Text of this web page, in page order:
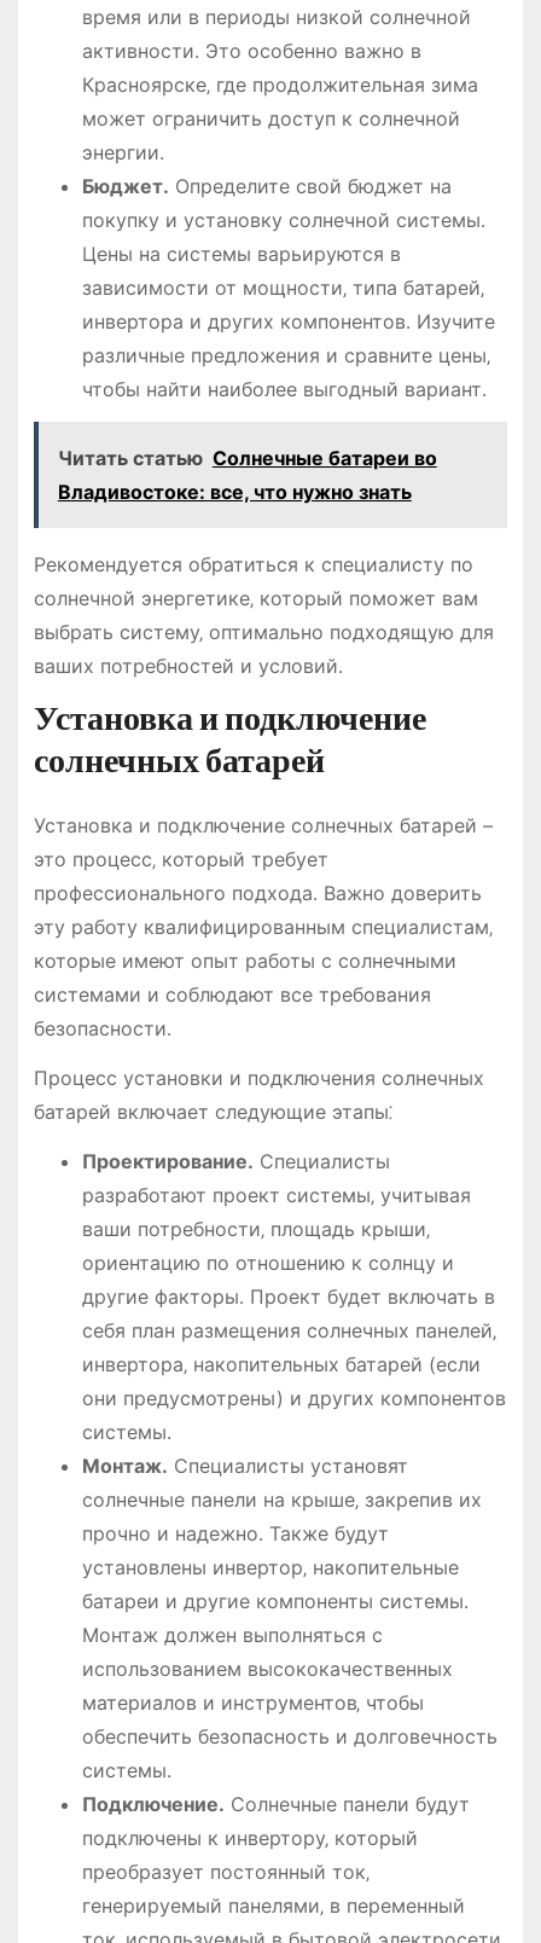
время или в периоды низкой солнечной
активности․ Это особенно важно в
Красноярске‚ где продолжительная зима
может ограничить доступ к солнечной
энергии․
Бюджет․ Определите свой бюджет на
покупку и установку солнечной системы․
Цены на системы варьируются в
зависимости от мощности‚ типа батарей‚
инвертора и других компонентов․ Изучите
различные предложения и сравните цены‚
чтобы найти наиболее выгодный вариант․
Читать статью Солнечные батареи во
Владивостоке: все, что нужно знать
Рекомендуется обратиться к специалисту по
солнечной энергетике‚ который поможет вам
выбрать систему‚ оптимально подходящую для
ваших потребностей и условий․
Установка и подключение
солнечных батарей
Установка и подключение солнечных батарей –
это процесс‚ который требует
профессионального подхода․ Важно доверить
эту работу квалифицированным специалистам‚
которые имеют опыт работы с солнечными
системами и соблюдают все требования
безопасности․
Процесс установки и подключения солнечных
батарей включает следующие этапы⁚
Проектирование․ Специалисты
разработают проект системы‚ учитывая
ваши потребности‚ площадь крыши‚
ориентацию по отношению к солнцу и
другие факторы․ Проект будет включать в
себя план размещения солнечных панелей‚
инвертора‚ накопительных батарей (если
они предусмотрены) и других компонентов
системы․
Монтаж․ Специалисты установят
солнечные панели на крыше‚ закрепив их
прочно и надежно․ Также будут
установлены инвертор‚ накопительные
батареи и другие компоненты системы․
Монтаж должен выполняться с
использованием высококачественных
материалов и инструментов‚ чтобы
обеспечить безопасность и долговечность
системы․
Подключение․ Солнечные панели будут
подключены к инвертору‚ который
преобразует постоянный ток‚
генерируемый панелями‚ в переменный